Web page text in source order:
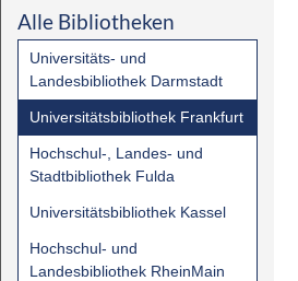
Alle Bibliotheken
Universitäts- und
Landesbibliothek Darmstadt
Universitätsbibliothek Frankfurt
Hochschul-, Landes- und
Stadtbibliothek Fulda
Universitätsbibliothek Kassel
Hochschul- und
Landesbibliothek RheinMain